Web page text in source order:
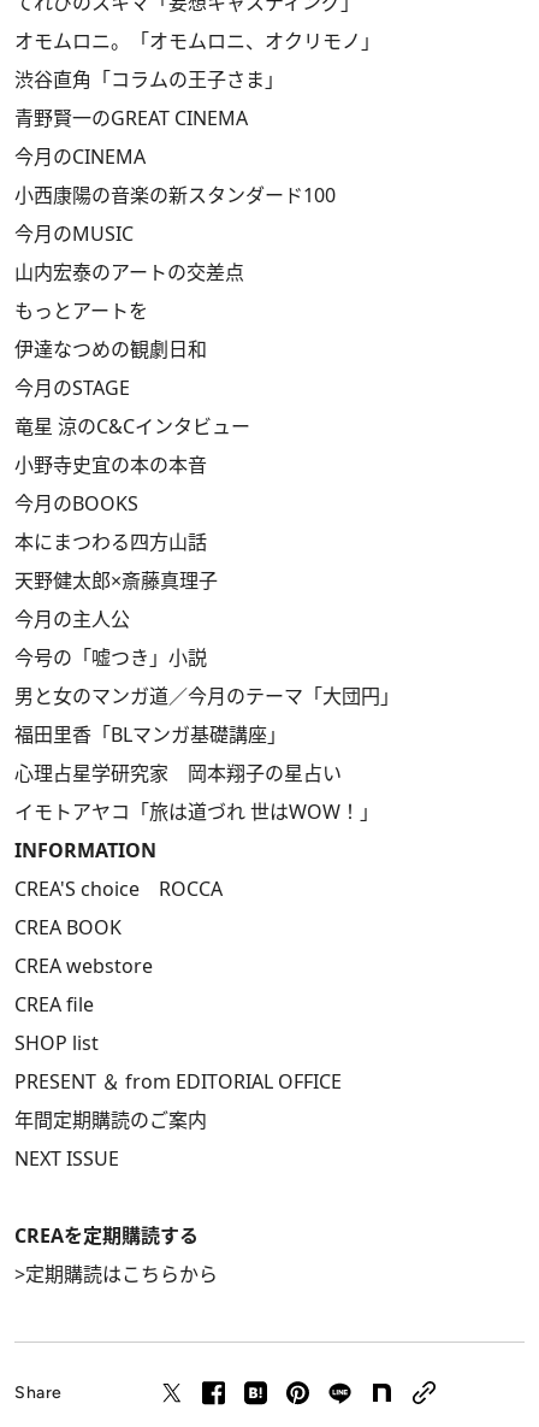
オモムロニ。「オモムロニ、オクリモノ」
渋谷直角「コラムの王子さま」
青野賢一のGREAT CINEMA
今月のCINEMA
小西康陽の音楽の新スタンダード100
今月のMUSIC
山内宏泰のアートの交差点
もっとアートを
伊達なつめの観劇日和
今月のSTAGE
竜星 涼のC&Cインタビュー
小野寺史宜の本の本音
今月のBOOKS
本にまつわる四方山話
天野健太郎×斎藤真理子
今月の主人公
今号の「嘘つき」小説
男と女のマンガ道／今月のテーマ「大団円」
福田里香「BLマンガ基礎講座」
心理占星学研究家 岡本翔子の星占い
イモトアヤコ「旅は道づれ 世はWOW！」
INFORMATION
CREA'S choice ROCCA
CREA BOOK
CREA webstore
CREA file
SHOP list
PRESENT ＆ from EDITORIAL OFFICE
年間定期購読のご案内
NEXT ISSUE
CREAを定期購読する
>定期購読はこちらから
Share